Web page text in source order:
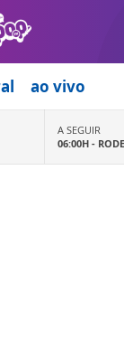
ao vivo
A SEGUIR
06:00H -